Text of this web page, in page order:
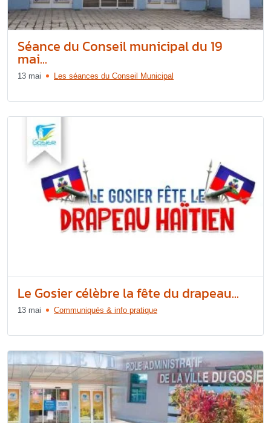
Séance du Conseil municipal du 19
mai...
13 mai Les séances du Conseil Municipal
Le Gosier célèbre la fête du drapeau...
13 mai Communiqués & info pratique